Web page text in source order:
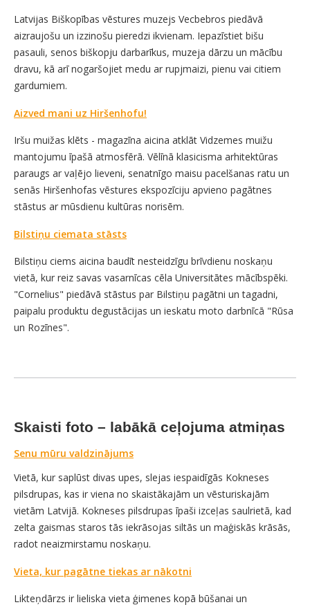
Latvijas Biškopības vēstures muzejs Vecbebros piedāvā
aizraujošu un izzinošu pieredzi ikvienam. Iepazīstiet bišu
pasauli, senos biškopju darbarīkus, muzeja dārzu un mācību
dravu, kā arī nogaršojiet medu ar rupjmaizi, pienu vai citiem
gardumiem.
Aizved mani uz Hiršenhofu!
Iršu muižas klēts - magazīna aicina atklāt Vidzemes muižu
mantojumu īpašā atmosfērā. Vēlīnā klasicisma arhitektūras
paraugs ar vaļējo lieveni, senatnīgo maisu pacelšanas ratu un
senās Hiršenhofas vēstures ekspozīciju apvieno pagātnes
stāstus ar mūsdienu kultūras norisēm.
Bilstiņu ciemata stāsts
Bilstiņu ciems aicina baudīt nesteidzīgu brīvdienu noskaņu
vietā, kur reiz savas vasarnīcas cēla Universitātes mācībspēki.
"Cornelius" piedāvā stāstus par Bilstiņu pagātni un tagadni,
paipalu produktu degustācijas un ieskatu moto darbnīcā "Rūsa
un Rozīnes".
Skaisti foto – labākā ceļojuma atmiņas
Senu mūru valdzinājums
Vietā, kur saplūst divas upes, slejas iespaidīgās Kokneses
pilsdrupas, kas ir viena no skaistākajām un vēsturiskajām
vietām Latvijā. Kokneses pilsdrupas īpaši izceļas saulrietā, kad
zelta gaismas staros tās iekrāsojas siltās un maģiskās krāsās,
radot neaizmirstamu noskaņu.
Vieta, kur pagātne tiekas ar nākotni
Likteņdārzs ir lieliska vieta ģimenes kopā būšanai un